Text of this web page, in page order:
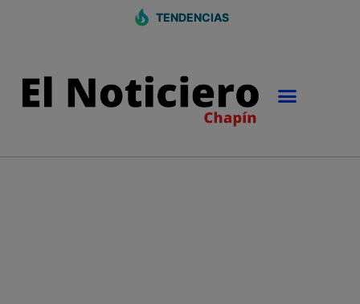
TENDENCIAS